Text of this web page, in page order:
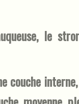
le
couche